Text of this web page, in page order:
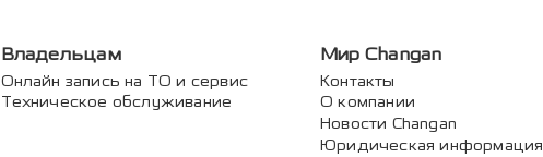
Владельцам
Онлайн запись на ТО и сервис
Техническое обслуживание
Мир Changan
Контакты
О компании
Новости Changan
Юридическая информация